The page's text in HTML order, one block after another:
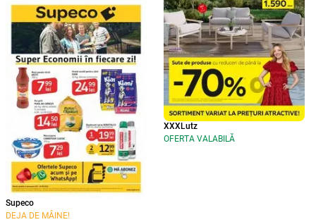
Supeco
DEJA DE MÂINE!
XXXLutz
OFERTA VALABILĂ